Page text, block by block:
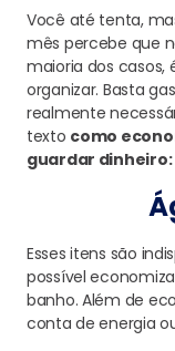
Você até tenta,
mês percebe que
maioria dos casos,
organizar. Basta
realmente
texto como
guardar dinheiro:
Esses itens são indis
possível
banho. Além de
conta de energia